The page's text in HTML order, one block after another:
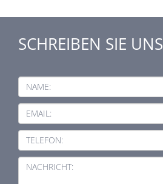
SCHREIBEN SIE UNS
NAME:
EMAIL:
TELEFON:
NACHRICHT: